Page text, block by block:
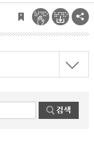
뉴
보
기